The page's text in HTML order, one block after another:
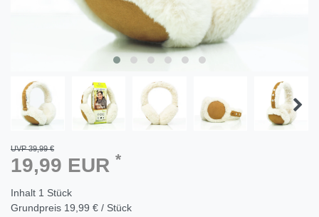
UVP 39,99 €
19,99 EUR *
Inhalt 1 Stück
Grundpreis 19,99 € / Stück